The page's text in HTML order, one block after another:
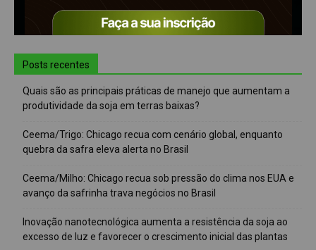
Posts recentes
Quais são as principais práticas de manejo que aumentam a
produtividade da soja em terras baixas?
Ceema/Trigo: Chicago recua com cenário global, enquanto
quebra da safra eleva alerta no Brasil
Ceema/Milho: Chicago recua sob pressão do clima nos EUA e
avanço da safrinha trava negócios no Brasil
Inovação nanotecnológica aumenta a resistência da soja ao
excesso de luz e favorecer o crescimento inicial das plantas